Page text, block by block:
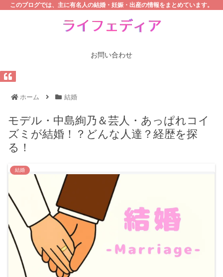
このブログでは、主に有名人の結婚・妊娠・出産の情報をまとめています。
お問い合わせ
ホーム 結婚
モデル・中島絢乃＆芸人・あっぱれコイ
ズミが結婚！？どんな人達？経歴を探
る！
結婚